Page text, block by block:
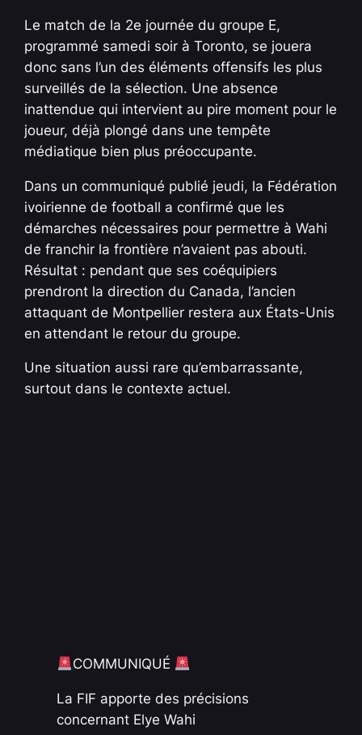
Le match de la 2e journée du groupe E,
programmé samedi soir à Toronto, se jouera
donc sans l’un des éléments offensifs les plus
surveillés de la sélection. Une absence
inattendue qui intervient au pire moment pour le
joueur, déjà plongé dans une tempête
médiatique bien plus préoccupante.
Dans un communiqué publié jeudi, la Fédération
ivoirienne de football a confirmé que les
démarches nécessaires pour permettre à Wahi
de franchir la frontière n’avaient pas abouti.
Résultat : pendant que ses coéquipiers
prendront la direction du Canada, l’ancien
attaquant de Montpellier restera aux États-Unis
en attendant le retour du groupe.
Une situation aussi rare qu’embarrassante,
surtout dans le contexte actuel.
COMMUNIQUÉ
La FIF apporte des précisions
concernant Elye Wahi